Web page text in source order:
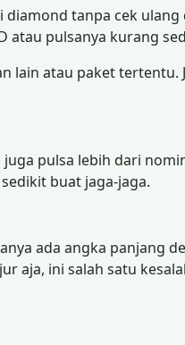
tanpa cek
atau pulsanya kurang
lain atau paket tertentu.
pulsa lebih dari
buat jaga-jaga.
ada angka panjang
aja, ini salah satu